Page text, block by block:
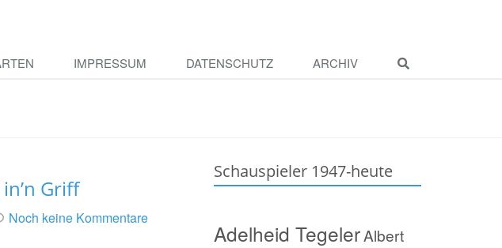
IMPRESSUM DATENSCHUTZ ARCHIV
Griff
Noch keine Kommentare
Schauspieler 1947-heute
Adelheid TegelerAlbert